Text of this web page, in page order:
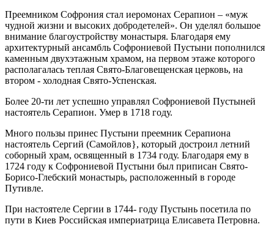
Преемником Софрония стал иеромонах Серапион – «муж
чудной жизни и высоких добродетелей». Он уделял большое
внимание благоустройству монастыря. Благодаря ему
архитектурный ансамбль Софрониевой Пустыни пополнился
каменным двухэтажным храмом, на первом этаже которого
располагалась теплая Свято-Благовещенская церковь, на
втором - холодная Свято-Успенская.
Более 20-ти лет успешно управлял Софрониевой Пустыней
настоятель Серапион. Умер в 1718 году.
Много пользы принес Пустыни преемник Серапиона
настоятель Сергий (Самойлов}, который достроил летний
соборный храм, освященный в 1734 году. Благодаря ему в
1724 году к Софрониевой Пустыни был приписан Свято-
Борисо-Глебский монастырь, расположенный в городе
Путивле.
При настоятеле Сергии в 1744- году Пустынь посетила по
пути в Киев Российская империатрица Елисавета Петровна.